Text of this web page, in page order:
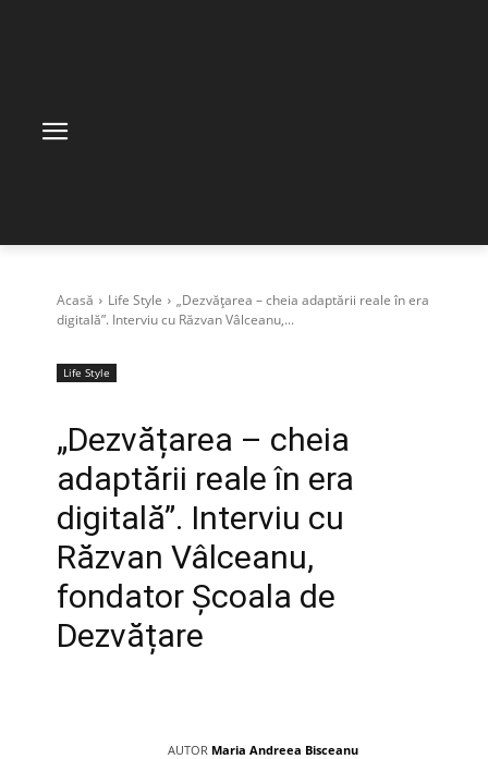
Acasă Life Style
„Dezvățarea – cheia adaptării reale în era
digitală”. Interviu cu Răzvan Vâlceanu,...
Life Style
„Dezvățarea – cheia
adaptării reale în era
digitală”. Interviu cu
Răzvan Vâlceanu,
fondator Școala de
Dezvățare
AUTOR Maria Andreea Bisceanu